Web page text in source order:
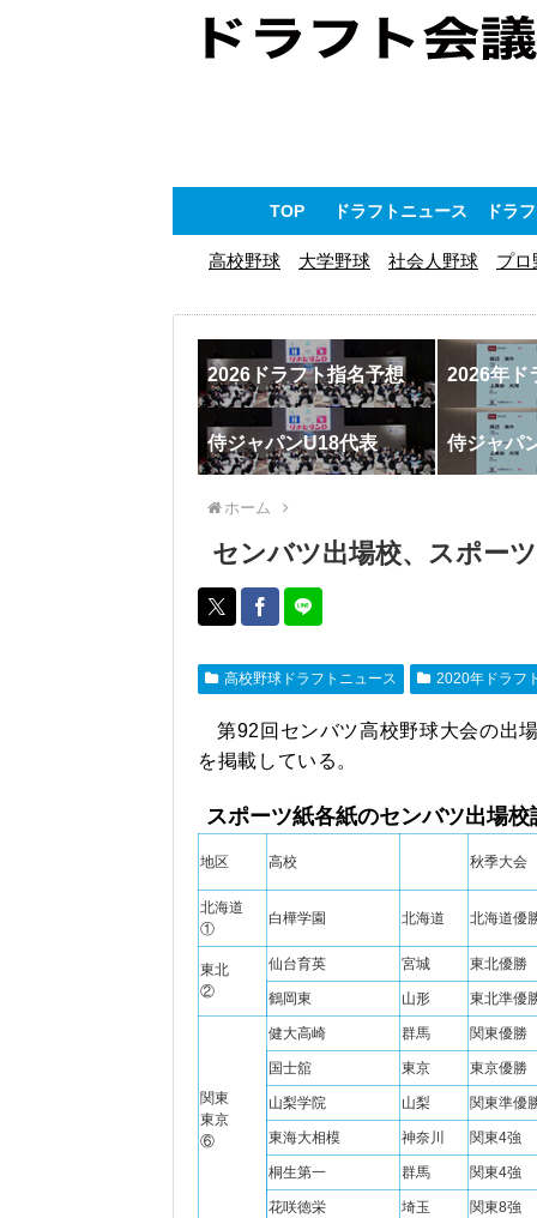
TOP ドラフトニュース ドラ
高校野球 大学野球 社会人野球 プロ
2026ドラフト指名予想 2026年ド
侍ジャパンU18代表 侍ジャパ
ホーム
センバツ出場校、スポー
高校野球ドラフトニュース 2020年ドラフ
第92回センバツ高校野球大会の出
を掲載している。
スポーツ紙各紙のセンバツ出場校
地区 高校 秋季大会
北海道
①
白樺学園 北海道 北海道優
東北
②
仙台育英 宮城 東北優勝
鶴岡東 山形 東北準優
関東
東京
⑥
健大高崎 群馬 関東優勝
国士舘 東京 東京優勝
山梨学院 山梨 関東準優
東海大相模 神奈川 関東4強
桐生第一 群馬 関東4強
花咲徳栄 埼玉 関東8強